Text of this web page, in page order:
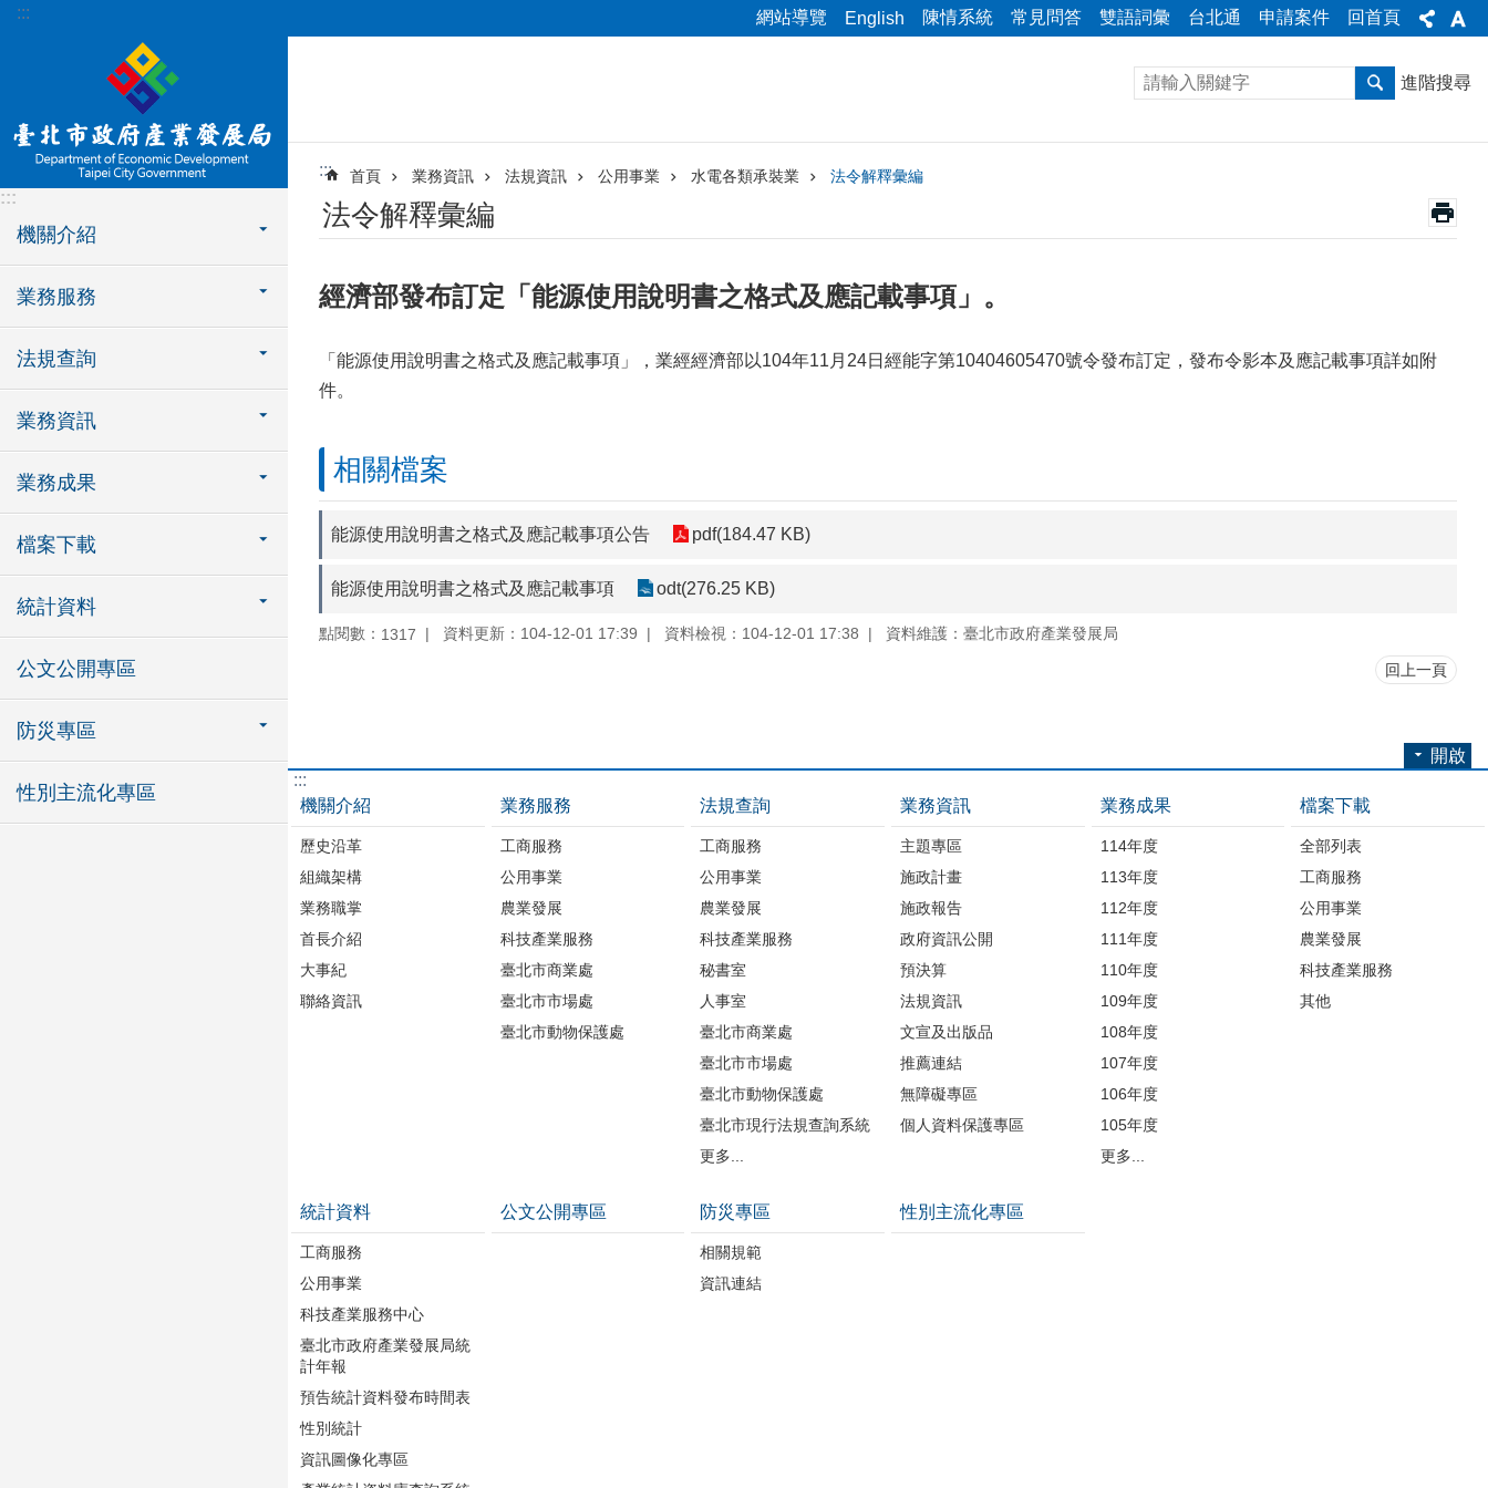
跳到主要內容區塊
::: 網站導覽 English 陳情系統 常見問答 雙語詞彙 台北通 申請案件 回首頁
:::
機關介紹
業務服務
法規查詢
業務資訊
業務成果
檔案下載
統計資料
公文公開專區
防災專區
性別主流化專區
進階搜尋
::: 首頁 業務資訊 法規資訊 公用事業 水電各類承裝業 法令解釋彙編
法令解釋彙編
經濟部發布訂定「能源使用說明書之格式及應記載事項」。
「能源使用說明書之格式及應記載事項」，業經經濟部以104年11月24日經能字第10404605470號令發布訂定，發布令影本及應記載事項詳如附
件。
相關檔案
能源使用說明書之格式及應記載事項公告 pdf(184.47 KB)
能源使用說明書之格式及應記載事項 odt(276.25 KB)
點閱數： 1317 資料更新：104-12-01 17:39 資料檢視：104-12-01 17:38 資料維護：臺北市政府產業發展局
回上一頁
開啟
:::
機關介紹
歷史沿革
組織架構
業務職掌
首長介紹
大事紀
聯絡資訊
業務服務
工商服務
公用事業
農業發展
科技產業服務
臺北市商業處
臺北市市場處
臺北市動物保護處
法規查詢
工商服務
公用事業
農業發展
科技產業服務
秘書室
人事室
臺北市商業處
臺北市市場處
臺北市動物保護處
臺北市現行法規查詢系統
更多...
業務資訊
主題專區
施政計畫
施政報告
政府資訊公開
預決算
法規資訊
文宣及出版品
推薦連結
無障礙專區
個人資料保護專區
業務成果
114年度
113年度
112年度
111年度
110年度
109年度
108年度
107年度
106年度
105年度
更多...
檔案下載
全部列表
工商服務
公用事業
農業發展
科技產業服務
其他
統計資料
工商服務
公用事業
科技產業服務中心
臺北市政府產業發展局統
計年報
預告統計資料發布時間表
性別統計
資訊圖像化專區
公文公開專區 防災專區
相關規範
資訊連結
性別主流化專區